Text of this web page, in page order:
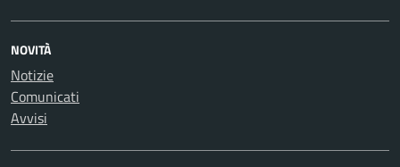
NOVITÀ
Notizie
Comunicati
Avvisi